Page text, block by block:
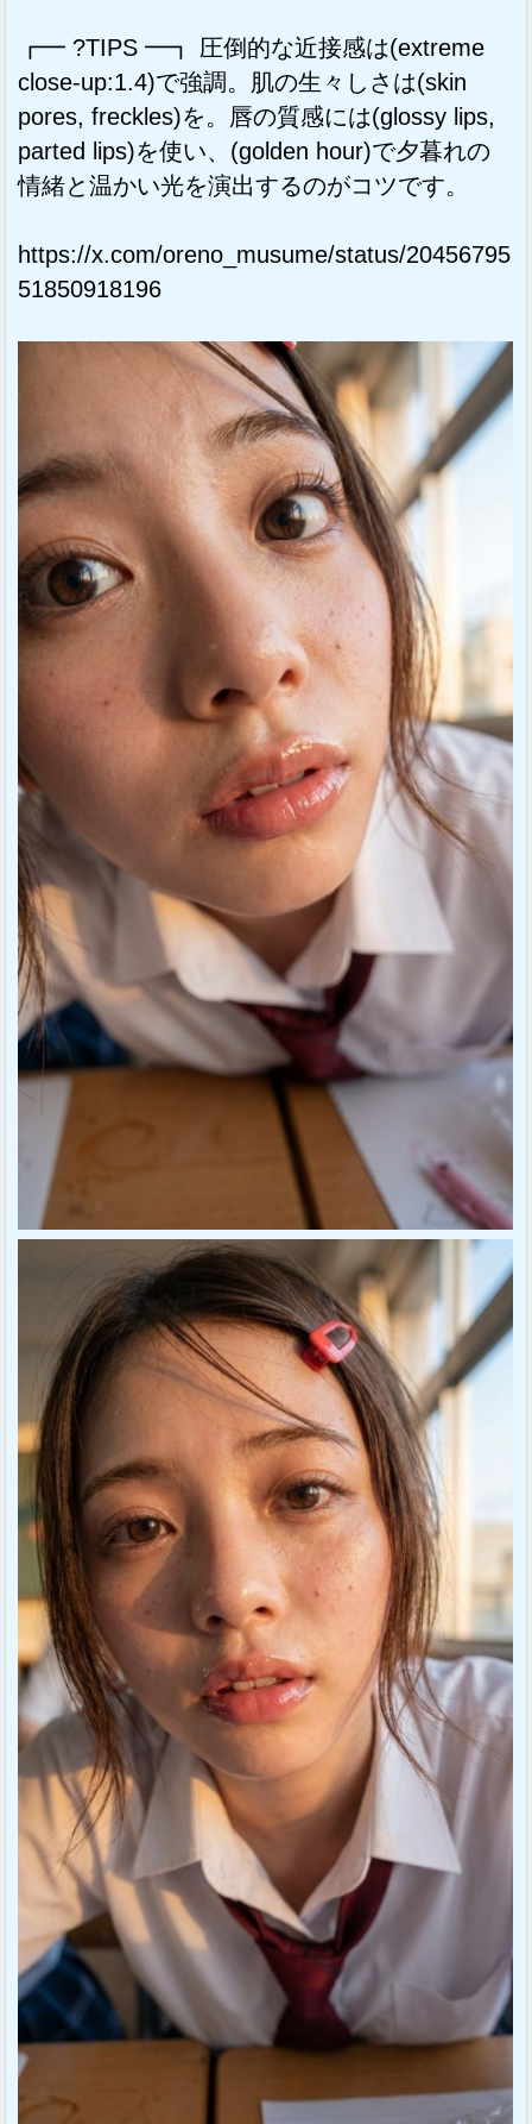
┏━ ?TIPS ━┓ 圧倒的な近接感は(extreme
close-up:1.4)で強調。肌の生々しさは(skin
pores, freckles)を。唇の質感には(glossy lips,
parted lips)を使い、(golden hour)で夕暮れの
情緒と温かい光を演出するのがコツです。
https://x.com/oreno_musume/status/20456795
51850918196